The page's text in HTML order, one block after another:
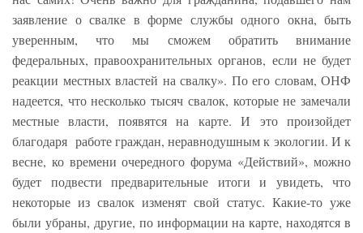
заявление о свалке в форме службы одного окна, быть
уверенным, что мы сможем обратить внимание
федеральных, правоохранительных органов, если не будет
реакции местных властей на свалку». По его словам, ОНФ
надеется, что несколько тысяч свалок, которые не замечали
местные власти, появятся на карте. И это произойдет
благодаря работе граждан, неравнодушным к экологии. И к
весне, ко времени очередного форума «Действий», можно
будет подвести предварительные итоги и увидеть, что
некоторые из свалок изменят свой статус. Какие-то уже
были убраны, другие, по информации на карте, находятся в